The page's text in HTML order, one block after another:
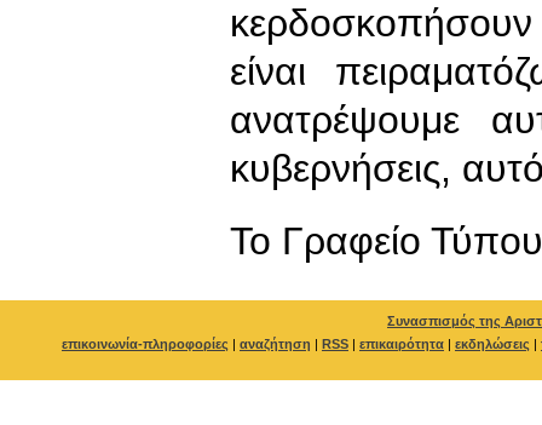
είναι
ανατρέψουμε
κυβερνήσεις,
To Γραφείο Τύπου
Συνασπισμός της
επικοινωνία-πληροφορίες | αναζήτηση | RSS | επικαιρότητα | εκδηλώσεις |